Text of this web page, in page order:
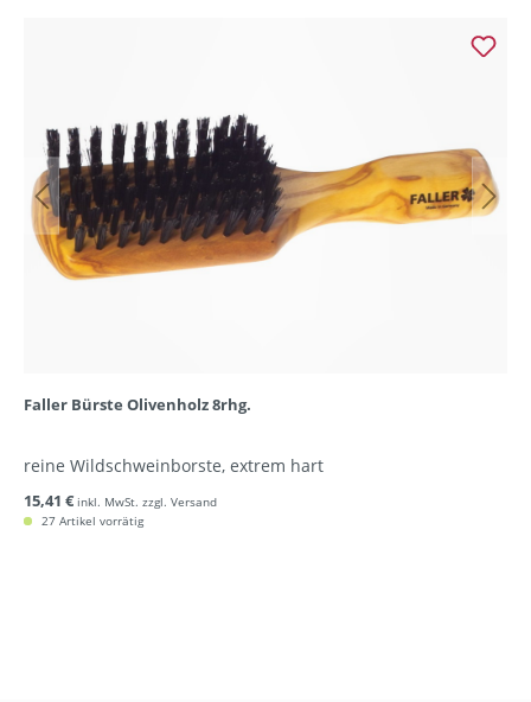
Faller Bürste Olivenholz 8rhg.
reine Wildschweinborste, extrem hart
15,41 € inkl. MwSt. zzgl. Versand
27 Artikel vorrätig